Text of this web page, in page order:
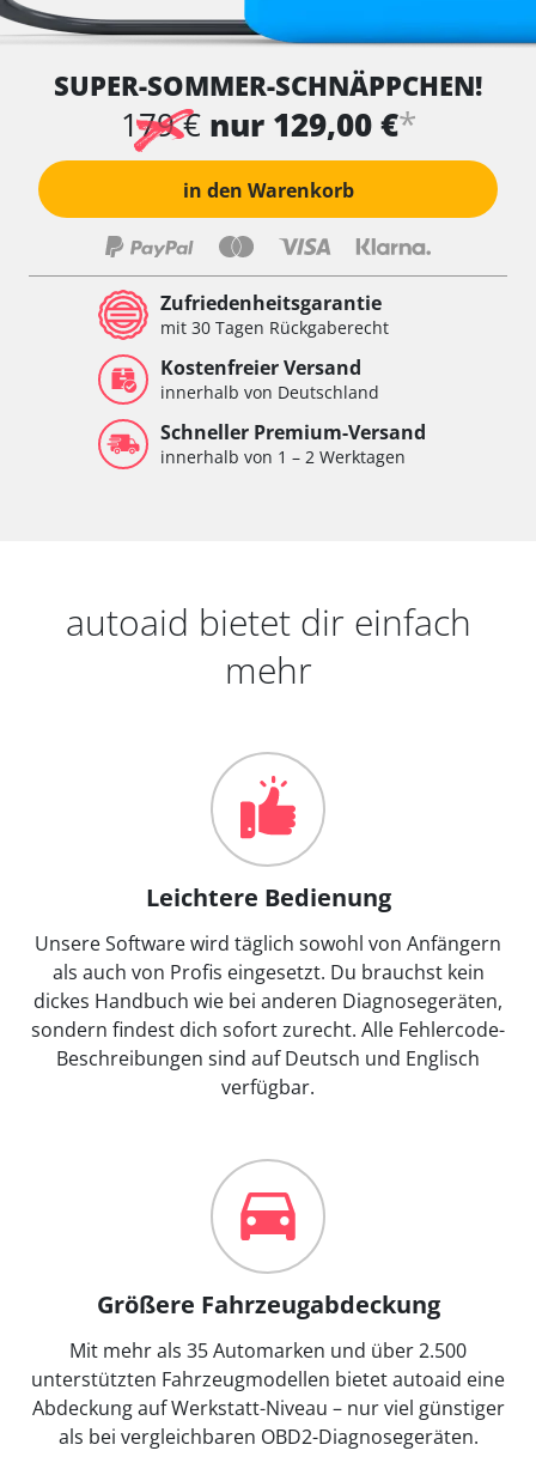
SUPER-SOMMER-SCHNÄPPCHEN!
179 € nur 129,00 €*
in den Warenkorb
Zufriedenheitsgarantie
mit 30 Tagen Rückgaberecht
Kostenfreier Versand
innerhalb von Deutschland
Schneller Premium-Versand
innerhalb von 1 – 2 Werktagen
autoaid bietet dir einfach
mehr
Leichtere Bedienung
Unsere Software wird täglich sowohl von Anfängern
als auch von Profis eingesetzt. Du brauchst kein
dickes Handbuch wie bei anderen Diagnosegeräten,
sondern findest dich sofort zurecht. Alle Fehlercode-
Beschreibungen sind auf Deutsch und Englisch
verfügbar.
Größere Fahrzeugabdeckung
Mit mehr als 35 Automarken und über 2.500
unterstützten Fahrzeugmodellen bietet autoaid eine
Abdeckung auf Werkstatt-Niveau – nur viel günstiger
als bei vergleichbaren OBD2-Diagnosegeräten.